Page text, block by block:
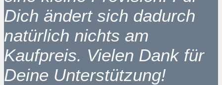
Dich ändert sich dadurch
natürlich nichts am
Kaufpreis. Vielen Dank für
Deine Unterstützung!